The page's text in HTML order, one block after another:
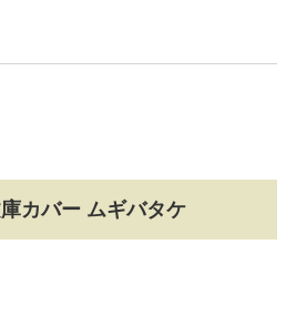
カバー ムギバタケ